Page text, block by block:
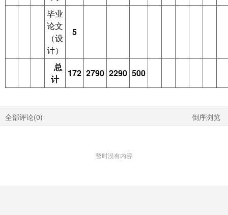
毕业
论文
（设
计）
5
总
计
172 2790 2290 500
全部评论(0) 倒序浏览
暂时没有内容